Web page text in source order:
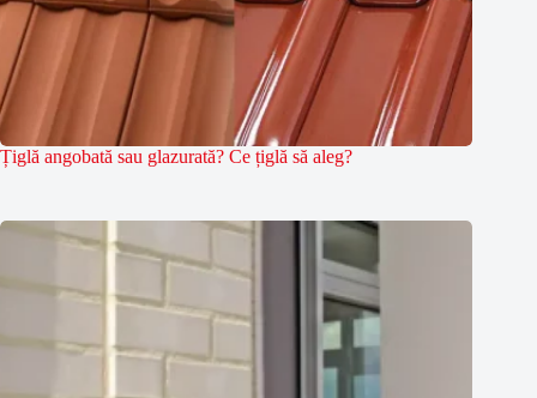
Țiglă angobată sau glazurată? Ce țiglă să aleg?